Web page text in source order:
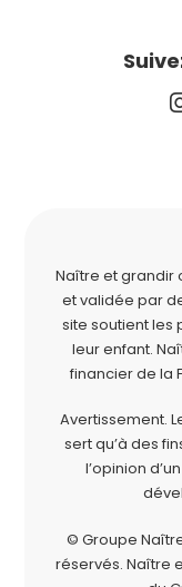
Naître et grandir
et validée par
site soutient les
leur enfant.
financier de la
Avertissement.
sert qu’à des
l’opinion
© Groupe
réservés. Naître